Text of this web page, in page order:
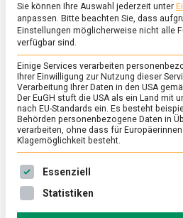
ERNÄHRUNG & GESUNDHEIT /
Kochen fürs
Mikronährstoffe im
23. Dezember 2021
Damit das Immunsystem gut
auf die Ernährung zu achten.
Sie können Ihre Auswahl jederzeit unter
anpassen. Bitte beachten Sie, dass
Einstellungen möglicherweise nicht alle
verfügbar sind.
Einige Services verarbeiten
Ihrer Einwilligung zur Nutzung dieser
Verarbeitung Ihrer Daten in den USA
Der EuGH stuft die USA als ein Land mit
nach EU-Standards ein. Es besteht
Behörden personenbezogene Daten in
verarbeiten, ohne dass für
Klagemöglichkeit besteht.
Es folgt eine Liste der
Essenziell
Statistiken